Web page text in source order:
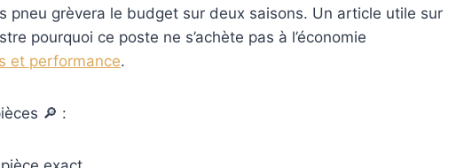
pneu grèvera le budget sur deux saisons. Un article utile sur
pourquoi ce poste ne s’achète pas à l’économie
et performance.
🔎 :